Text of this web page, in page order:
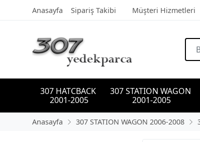
Anasayfa Sipariş Takibi Müşteri Hizmetleri
307 HATCBACK
2001-2005
307 STATION WAGON
2001-2005
Anasayfa 307 STATION WAGON 2006-2008